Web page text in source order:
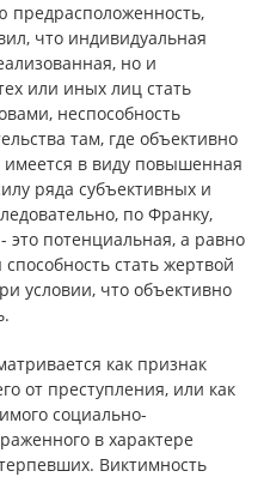
предрасположенность,
что индивидуальная
но и
или иных лиц стать
неспособность
там, где объективно
в виду повышенная
ряда субъективных и
по Франку,
это потенциальная, а равно
стать жертвой
условии, что объективно
как признак
от преступления, или как
социально-
в характере
Виктимность